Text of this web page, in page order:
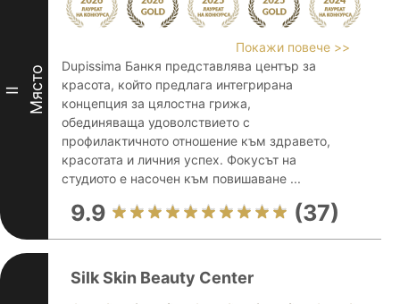
II Място
Покажи повече >>
Dupissima Банкя представлява център за
красота, който предлага интегрирана
концепция за цялостна грижа,
обединяваща удоволствието с
профилактичното отношение към здравето,
красотата и личния успех. Фокусът на
студиото е насочен към повишаване ...
9.9 (37)
Silk Skin Beauty Center